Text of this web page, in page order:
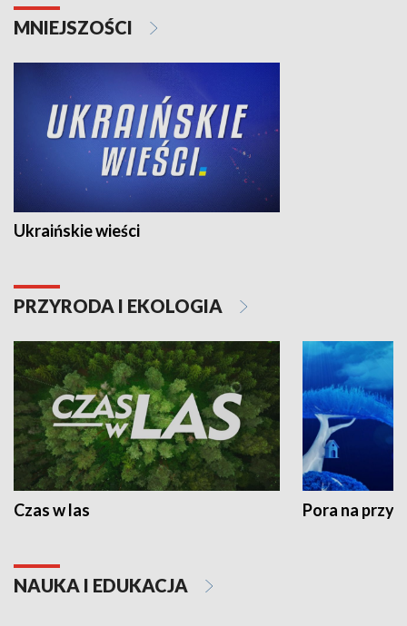
MNIEJSZOŚCI
Ukraińskie wieści
PRZYRODA I EKOLOGIA
Czas w las Pora na
NAUKA I EDUKACJA